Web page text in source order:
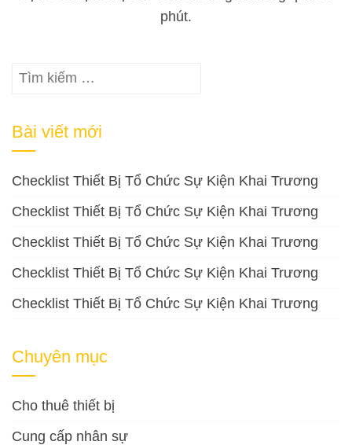
phút.
Tìm
Bài viết mới
Checklist Thiết Bị Tổ Chức Sự Kiện Khai Trương
Checklist Thiết Bị Tổ Chức Sự Kiện Khai Trương
Checklist Thiết Bị Tổ Chức Sự Kiện Khai Trương
Checklist Thiết Bị Tổ Chức Sự Kiện Khai Trương
Checklist Thiết Bị Tổ Chức Sự Kiện Khai Trương
Chuyên mục
Cho thuê thiết bị
Cung cấp nhân sự